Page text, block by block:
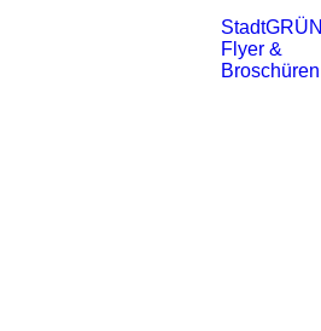
StadtGRÜN
Flyer &
Broschüren